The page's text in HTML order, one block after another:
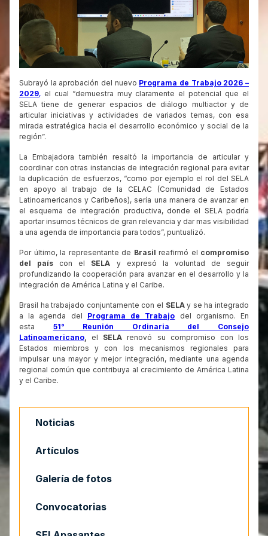
Subrayó la aprobación del nuevo Programa de Trabajo 2026 –
2029, el cual “demuestra muy claramente el potencial que el
SELA tiene de generar espacios de diálogo multiactor y de
articular iniciativas y actividades de variados temas, con esa
mirada estratégica hacia el desarrollo económico y social de la
región”.
La Embajadora también resaltó la importancia de articular y
coordinar con otras instancias de integración regional para evitar
la duplicación de esfuerzos, “como por ejemplo el rol del SELA
en apoyo al trabajo de la CELAC (Comunidad de Estados
Latinoamericanos y Caribeños), sería una manera de avanzar en
el esquema de integración productiva, donde el SELA podría
aportar insumos técnicos de gran relevancia y dar mas visibilidad
a una agenda de importancia para todos”, puntualizó.
Por último, la representante de Brasil reafirmó el compromiso
del país con el SELA y expresó la voluntad de seguir
profundizando la cooperación para avanzar en el desarrollo y la
integración de América Latina y el Caribe.
Brasil ha trabajado conjuntamente con el SELAy se ha integrado
a la agenda del Programa de Trabajo
del organismo. En
esta 51° Reunión Ordinaria del Consejo
Latinoamericano
el SELArenovó su compromiso con los
Estados miembros y con los mecanismos regionales para
impulsar una mayor y mejor integración, mediante una agenda
regional común que contribuya al crecimiento de América Latina
y el Caribe.
Noticias
Artículos
Galería de fotos
Convocatorias